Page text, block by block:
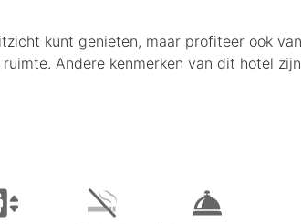
kunt genieten, maar profiteer ook van
Andere kenmerken van dit hotel zijn